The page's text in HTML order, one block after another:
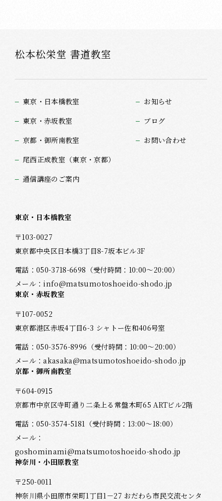
松本松栄堂 書道教室
東京・日本橋教室
東京・赤坂教室
京都・御所南教室
尾西正成教室（東京・京都）
通信講座のご案内
お知らせ
ブログ
お問い合わせ
東京・日本橋教室
〒103-0027
東京都中央区日本橋3丁目8-7坂本ビル3F
電話：050-3718-6698 （受付時間：10:00～20:00）
メール： info@matsumotoshoeido-shodo.jp
東京・赤坂教室
〒107-0052
東京都港区赤坂4丁目6-3 シャトー佐和406号室
電話：050-3576-8996 （受付時間：10:00～20:00）
メール：akasaka@matsumotoshoeido-shodo.jp
京都・御所南教室
〒604-0915
京都市中京区寺町通り二条上る常盤木町65 ARTビル2階
電話：050-3574-5181 （受付時間：13:00～18:00）
メール：
goshominami@matsumotoshoeido-shodo.jp
神奈川・小田原教室
〒250-0011
神奈川県小田原市栄町1丁目1－27 おだわら市民交流センタ